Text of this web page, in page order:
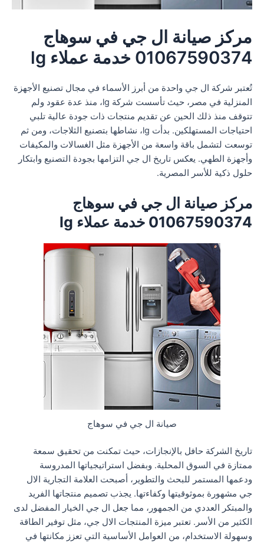
مركز صيانة ال جي في سوهاج
01067590374 خدمة عملاء lg
تُعتبر شركة ال جي واحدة من أبرز الأسماء في مجال تصنيع الأجهزة
المنزلية في مصر، حيث تأسست شركة lg، منذ عدة عقود ولم
تتوقف منذ ذلك الحين عن تقديم منتجات ذات جودة عالية تلبي
احتياجات المستهلكين. بدأت lg، نشاطها بتصنيع الثلاجات، ومن ثم
توسعت لتشمل باقة واسعة من الأجهزة مثل الغسالات والمكيفات
وأجهزة الطهي. يعكس تاريخ ال جي التزامها بجودة التصنيع وابتكار
حلول ذكية للأسر المصرية.
مركز صيانة ال جي في سوهاج
01067590374 خدمة عملاء lg
صيانة ال جي في سوهاج
تاريخ الشركة حافل بالإنجازات، حيث تمكنت من تحقيق سمعة
ممتازة في السوق المحلية. وبفضل استراتيجياتها المدروسة
ودعمها المستمر للبحث والتطوير، أصبحت العلامة التجارية الال
جي مشهورة بموثوقيتها وكفاءتها. يجذب تصميم منتجاتها الفريد
والمبتكر العددي من الجمهور، مما جعل ال جي الخيار المفضل لدى
الكثير من الأسر. تعتبر ميزة المنتجات الال جي، مثل توفير الطاقة
وسهولة الاستخدام، من العوامل الأساسية التي تعزز مكانتها في